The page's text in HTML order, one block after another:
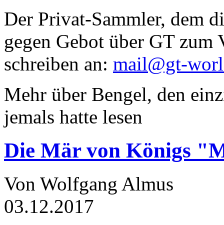
Der Privat-Sammler, dem
gegen Gebot über GT zum
schreiben an: mail@gt-
Mehr über Bengel, den
jemals hatte lesen
Die Mär von Königs
Von Wolfgang Almus
03.12.2017